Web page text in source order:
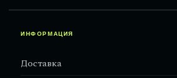
ИНФОРМАЦИЯ
Доставка